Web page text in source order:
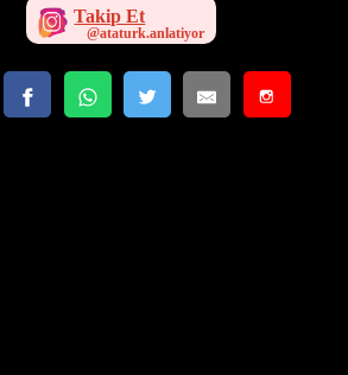
Takip Et